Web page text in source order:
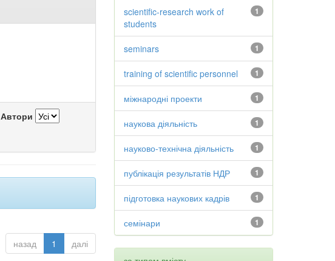
Автори
назад 1 далі
1
scientific-research work of
students
1
seminars
1
training of scientific personnel
1
міжнародні проекти
1
наукова діяльність
1
науково-технічна діяльність
1
публікація результатів НДР
1
підготовка наукових кадрів
1
семінари